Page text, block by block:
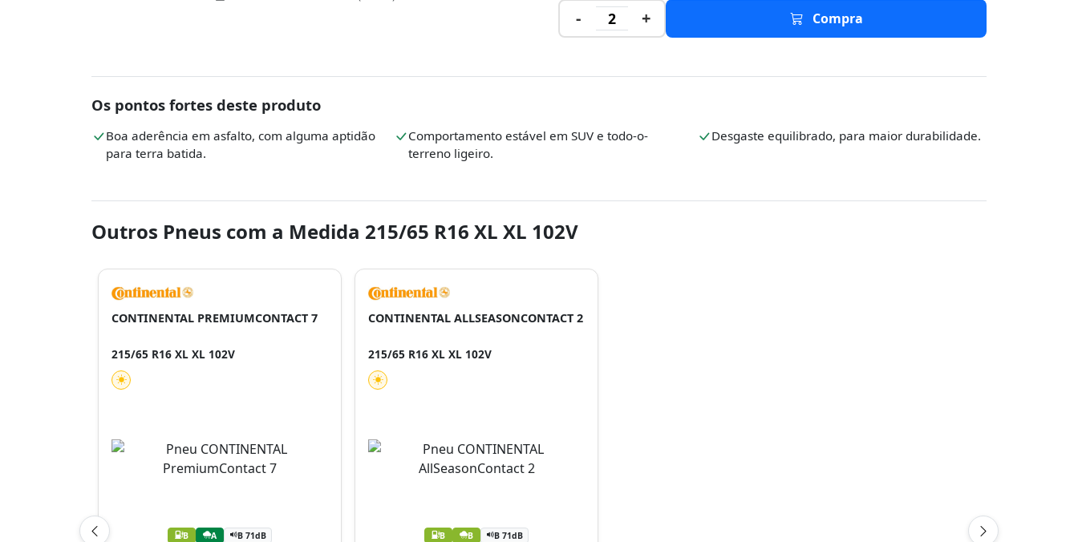
- 2 + Compra
Os pontos fortes deste produto
Boa aderência em asfalto, com alguma aptidão
para terra batida.
Comportamento estável em SUV e todo-o-
terreno ligeiro.
Desgaste equilibrado, para maior durabilidade.
Outros Pneus com a Medida 215/65 R16 XL XL 102V
CONTINENTAL PREMIUMCONTACT 7
215/65 R16 XL XL 102V
B A B 71dB
CONTINENTAL ALLSEASONCONTACT 2
215/65 R16 XL XL 102V
B B B 71dB